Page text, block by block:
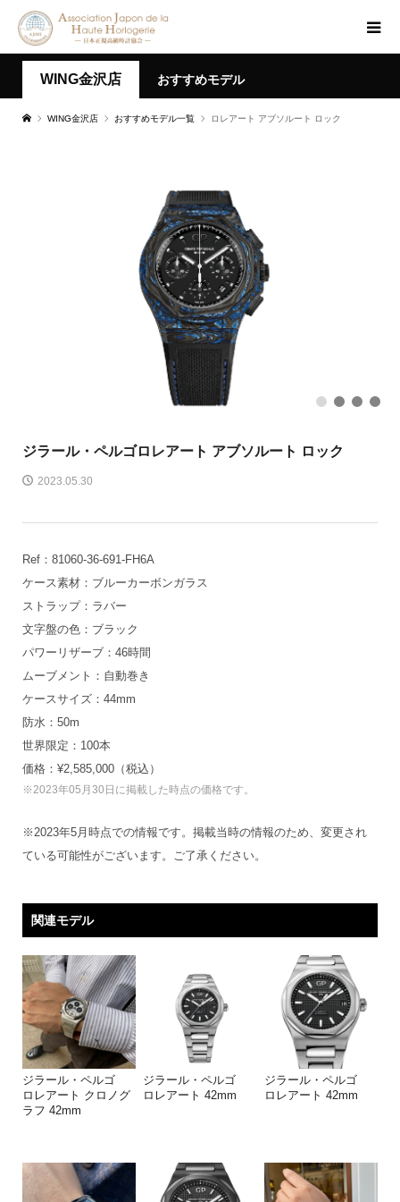
WING金沢店 おすすめモデル
WING金沢店 おすすめモデル一覧 ロレアート アブソルート ロック
1 2 3 4
ジラール・ペルゴロレアート アブソルート ロック
2023.05.30
Ref：81060-36-691-FH6A
ケース素材：ブルーカーボンガラス
ストラップ：ラバー
文字盤の色：ブラック
パワーリザーブ：46時間
ムーブメント：自動巻き
ケースサイズ：44mm
防水：50m
世界限定：100本
価格：¥2,585,000（税込）
※2023年05月30日に掲載した時点の価格です。
※2023年5月時点での情報です。掲載当時の情報のため、変更され
ている可能性がございます。ご了承ください。
関連モデル
ジラール・ペルゴ
ロレアート クロノグ
ラフ 42mm
ジラール・ペルゴ
ロレアート 42mm
ジラール・ペルゴ
ロレアート 42mm